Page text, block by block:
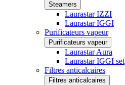
Steamers
Laurastar IZZI
Laurastar IGGI
Purificateurs vapeur
Purificateurs vapeur
Laurastar Aura
Laurastar IGGI set
Filtres anticalcaires
Filtres anticalcaires